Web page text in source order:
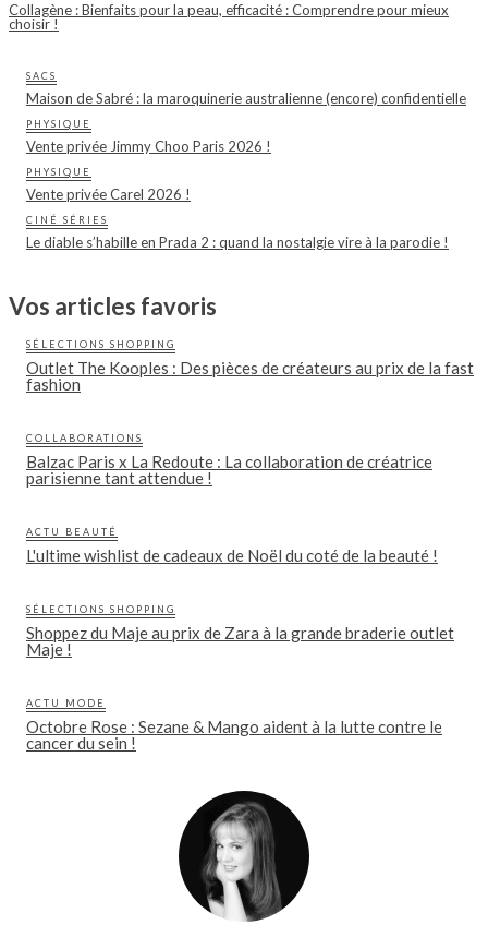
Collagène : Bienfaits pour la peau, efficacité : Comprendre pour mieux
choisir !
SACS
Maison de Sabré : la maroquinerie australienne (encore) confidentielle
PHYSIQUE
Vente privée Jimmy Choo Paris 2026 !
PHYSIQUE
Vente privée Carel 2026 !
CINÉ SÉRIES
Le diable s’habille en Prada 2 : quand la nostalgie vire à la parodie !
Vos articles favoris
SÉLECTIONS SHOPPING
Outlet The Kooples : Des pièces de créateurs au prix de la fast
fashion
COLLABORATIONS
Balzac Paris x La Redoute : La collaboration de créatrice
parisienne tant attendue !
ACTU BEAUTÉ
L'ultime wishlist de cadeaux de Noël du coté de la beauté !
SÉLECTIONS SHOPPING
Shoppez du Maje au prix de Zara à la grande braderie outlet
Maje !
ACTU MODE
Octobre Rose : Sezane & Mango aident à la lutte contre le
cancer du sein !